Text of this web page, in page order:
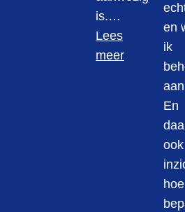
is.…
Lees
meer
en
ik
En
ook